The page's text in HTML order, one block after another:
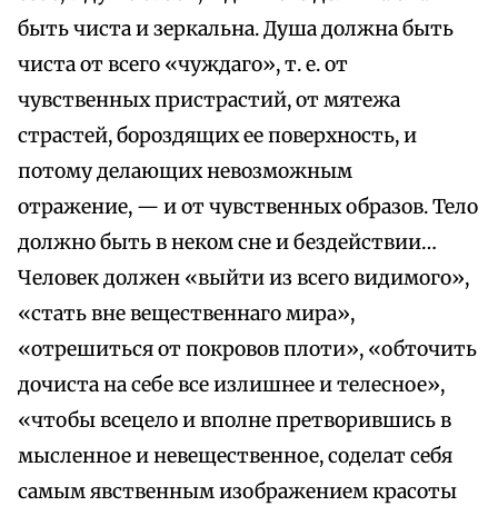
быть чиста и зеркальна. Душа должна быть
чиста от всего «чуждаго», т. е. от
чувственных пристрастий, от мятежа
страстей, бороздящих ее поверхность, и
потому делающих невозможным
отражение, — и от чувственных образов. Тело
должно быть в неком сне и бездействии…
Человек должен «выйти из всего видимого»,
«стать вне вещественнаго мира»,
«отрешиться от покровов плоти», «обточить
дочиста на себе все излишнее и телесное»,
«чтобы всецело и вполне претворившись в
мысленное и невещественное, соделат себя
самым явственным изображением красоты